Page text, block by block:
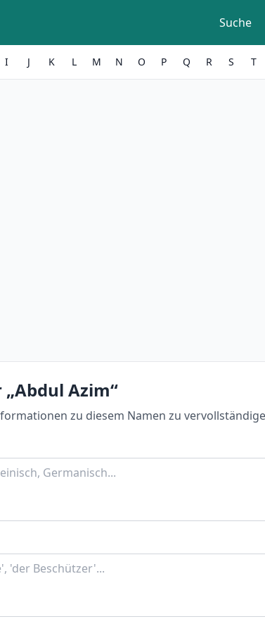
Suche
I J K L M N O P Q R S T
Azim“
zu diesem Namen zu